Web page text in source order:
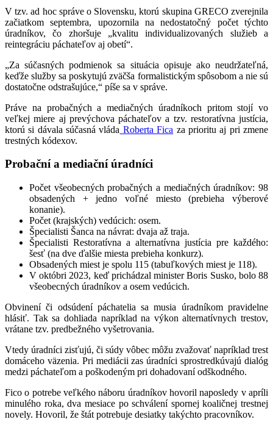
V tzv. ad hoc správe o Slovensku, ktorú skupina GRECO zverejnila
začiatkom septembra, upozornila na nedostatočný počet týchto
úradníkov, čo zhoršuje „kvalitu individualizovaných služieb a
reintegráciu páchateľov aj obetí“.
„Za súčasných podmienok sa situácia opisuje ako neudržateľná,
keďže služby sa poskytujú zväčša formalistickým spôsobom a nie sú
dostatočne odstrašujúce,“ píše sa v správe.
Práve na probačných a mediačných úradníkoch pritom stojí vo
veľkej miere aj prevýchova páchateľov a tzv. restoratívna justícia,
ktorú si dávala súčasná vláda Roberta Fica za prioritu aj pri zmene
trestných kódexov.
Probační a mediační úradníci
Počet všeobecných probačných a mediačných úradníkov: 98
obsadených + jedno voľné miesto (prebieha výberové
konanie).
Počet (krajských) vedúcich: osem.
Špecialisti Šanca na návrat: dvaja až traja.
Špecialisti Restoratívna a alternatívna justícia pre každého:
šesť (na dve ďalšie miesta prebieha konkurz).
Obsadených miest je spolu 115 (tabuľkových miest je 118).
V októbri 2023, keď prichádzal minister Boris Susko, bolo 88
všeobecných úradníkov a osem vedúcich.
Obvinení či odsúdení páchatelia sa musia úradníkom pravidelne
hlásiť. Tak sa dohliada napríklad na výkon alternatívnych trestov,
vrátane tzv. predbežného vyšetrovania.
Vtedy úradníci zisťujú, či súdy vôbec môžu zvažovať napríklad trest
domáceho väzenia. Pri mediácii zas úradníci sprostredkúvajú dialóg
medzi páchateľom a poškodeným pri dohadovaní odškodného.
Fico o potrebe veľkého náboru úradníkov hovoril naposledy v apríli
minulého roka, dva mesiace po schválení spornej koaličnej trestnej
novely. Hovoril, že štát potrebuje desiatky takýchto pracovníkov.